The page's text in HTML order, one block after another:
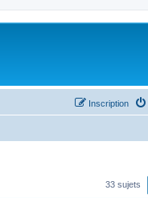
Inscription
33 sujets